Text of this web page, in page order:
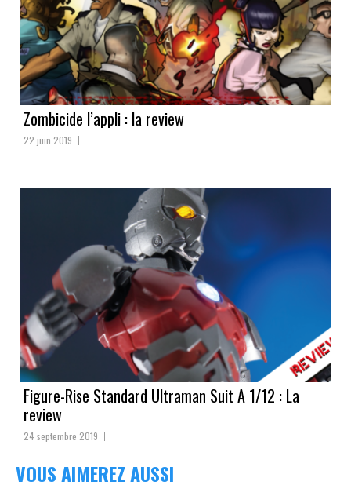
Zombicide l’appli : la review
22 juin 2019
Figure-Rise Standard Ultraman Suit A 1/12 : La
review
24 septembre 2019
VOUS AIMEREZ AUSSI